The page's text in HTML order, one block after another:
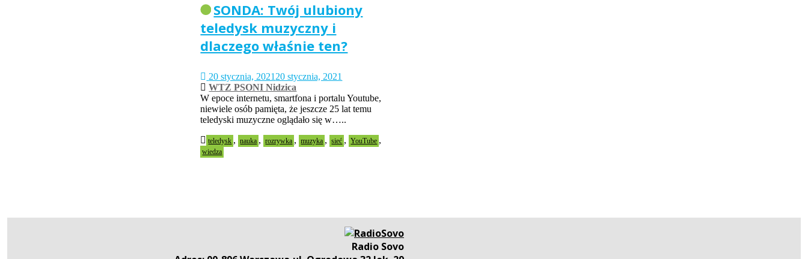
SONDA: Twój ulubiony
teledysk muzyczny i
dlaczego właśnie ten?
20 stycznia, 2021 20 stycznia, 2021
WTZ PSONI Nidzica
W epoce internetu, smartfona i portalu Youtube,
niewiele osób pamięta, że jeszcze 25 lat temu
teledyski muzyczne oglądało się w…..
teledysk , nauka , rozrywka , muzyka , sieć , YouTube ,
wiedza
Radio Sovo